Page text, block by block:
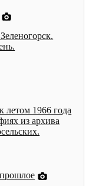
летом 1966 года
из архива